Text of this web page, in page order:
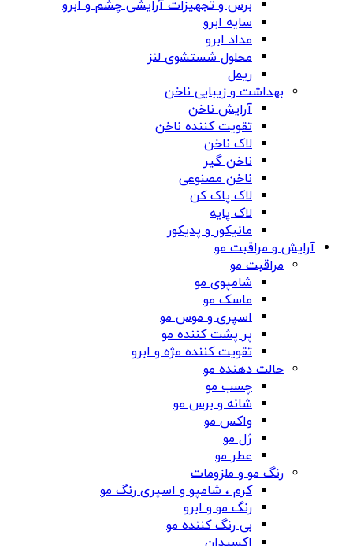
برس و تجهیزات آرایشی چشم و ابرو
سایه ابرو
مداد ابرو
محلول شستشوی لنز
ریمل
بهداشت و زیبایی ناخن
آرایش ناخن
تقویت کننده ناخن
لاک ناخن
ناخن گیر
ناخن مصنوعی
لاک پاک کن
لاک پایه
مانیکور و پدیکور
آرایش و مراقبت مو
مراقبت مو
شامپوی مو
ماسک مو
اسپری و موس مو
پر پشت کننده مو
تقویت کننده مژه و ابرو
حالت دهنده مو
چسب مو
شانه‌ و برس مو
واکس مو
ژل مو
عطر مو
رنگ مو و ملزومات
کرم ، شامپو و اسپری رنگ مو
رنگ مو و ابرو
بی رنگ کننده مو